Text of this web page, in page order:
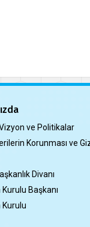
ve Politikalar
Korunması ve
Divanı
Başkanı